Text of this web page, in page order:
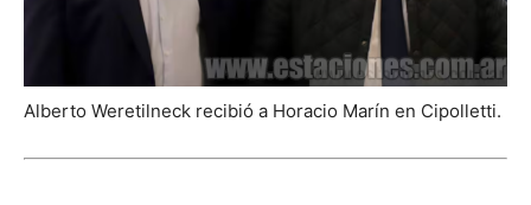
Alberto Weretilneck recibió a Horacio Marín en Cipolletti.